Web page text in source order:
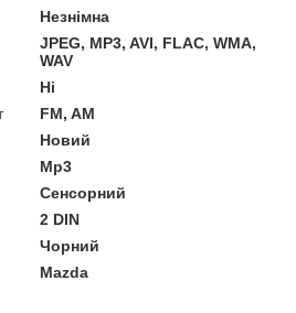
Незнімна
JPEG, MP3, AVI, FLAC, WMA,
WAV
Ні
FM, AM
Новий
Mp3
Сенсорний
2 DIN
Чорний
Mazda